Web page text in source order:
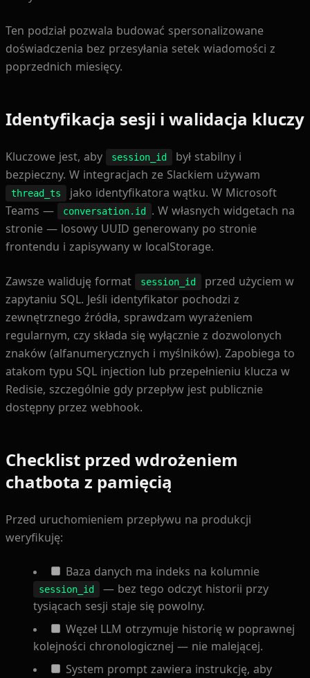
Ten podział pozwala budować spersonalizowane
doświadczenia bez przesyłania setek wiadomości z
poprzednich miesięcy.
Identyfikacja sesji i walidacja kluczy
Kluczowe jest, aby session_id
był stabilny i
bezpieczny. W integracjach ze Slackiem używam
thread_ts
jako identyfikatora wątku. W Microsoft
Teams —
conversation.id
. W własnych widgetach na
stronie — losowy UUID generowany po stronie
frontendu i zapisywany w localStorage.
Zawsze waliduję format session_id
przed użyciem w
zapytaniu SQL. Jeśli identyfikator pochodzi z
zewnętrznego źródła, sprawdzam wyrażeniem
regularnym, czy składa się wyłącznie z dozwolonych
znaków (alfanumerycznych i myślników). Zapobiega to
atakom typu SQL injection lub przepełnieniu klucza w
Redisie, szczególnie gdy przepływ jest publicznie
dostępny przez webhook.
Checklist przed wdrożeniem
chatbota z pamięcią
Przed uruchomieniem przepływu na produkcji
weryfikuję:
Baza danych ma indeks na kolumnie
session_id
— bez tego odczyt historii przy
tysiącach sesji staje się powolny.
Węzeł LLM otrzymuje historię w poprawnej
kolejności chronologicznej — nie malejącej.
System prompt zawiera instrukcję, aby